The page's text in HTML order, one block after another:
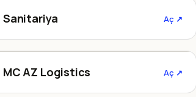
Sanitariya Aç ↗
MC AZ Logistics Aç ↗